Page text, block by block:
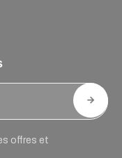
offres et